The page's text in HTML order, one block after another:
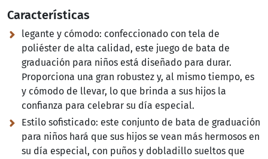
Características
legante y cómodo: confeccionado con tela de
poliéster de alta calidad, este juego de bata de
graduación para niños está diseñado para durar.
Proporciona una gran robustez y, al mismo tiempo, es
y cómodo de llevar, lo que brinda a sus hijos la
confianza para celebrar su día especial.
Estilo sofisticado: este conjunto de bata de graduación
para niños hará que sus hijos se vean más hermosos en
su día especial, con puños y dobladillo sueltos que